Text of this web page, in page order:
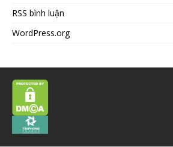
RSS bình luận
WordPress.org